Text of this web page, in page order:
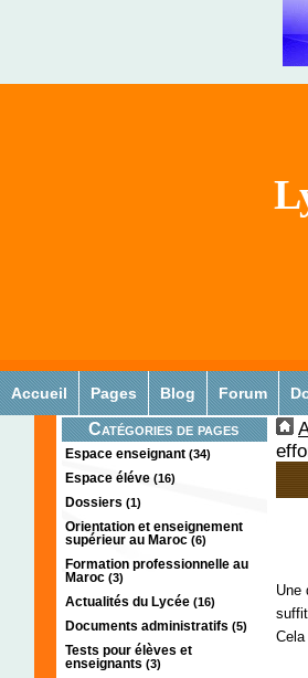
Accueil Pages Blog Forum
Catégories de pages
Espace enseignant (34)
Espace éléve (16)
Dossiers (1)
Orientation et enseignement
supérieur au Maroc (6)
Formation professionnelle au
Maroc (3)
Actualités du Lycée (16)
Documents administratifs (5)
Tests pour élèves et
enseignants (3)
Une